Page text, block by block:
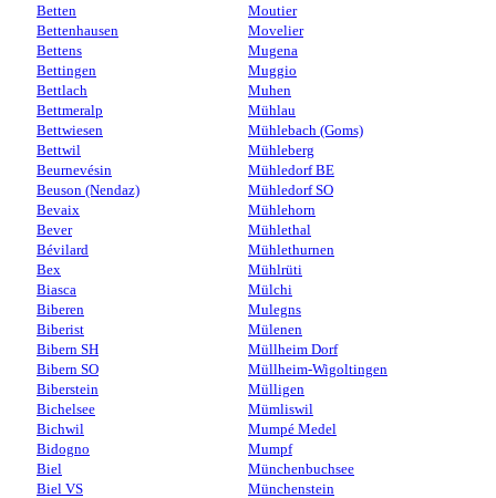
Betten
Bettenhausen
Bettens
Bettingen
Bettlach
Bettmeralp
Bettwiesen
Bettwil
Beurnevésin
Beuson (Nendaz)
Bevaix
Bever
Bévilard
Bex
Biasca
Biberen
Biberist
Bibern SH
Bibern SO
Biberstein
Bichelsee
Bichwil
Bidogno
Biel
Biel VS
Moutier
Movelier
Mugena
Muggio
Muhen
Mühlau
Mühlebach (Goms)
Mühleberg
Mühledorf BE
Mühledorf SO
Mühlehorn
Mühlethal
Mühlethurnen
Mühlrüti
Mülchi
Mulegns
Mülenen
Müllheim Dorf
Müllheim-Wigoltingen
Mülligen
Mümliswil
Mumpé Medel
Mumpf
Münchenbuchsee
Münchenstein